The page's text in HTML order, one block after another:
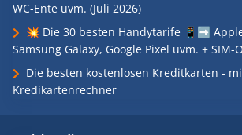
WC-Ente uvm. (Juli 2026)
💥 Die 30 besten Handytarife 📱➡️
Samsung Galaxy, Google Pixel uvm. + SIM-
Die besten kostenlosen Kreditkarten -
Kredikartenrechner